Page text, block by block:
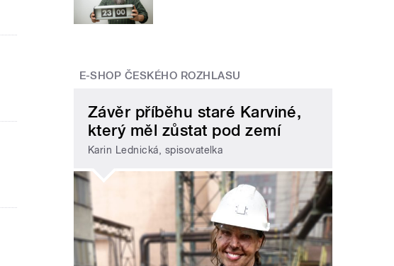
E-SHOP ČESKÉHO ROZHLASU
Závěr příběhu staré Karviné,
který měl zůstat pod zemí
Karin Lednická, spisovatelka